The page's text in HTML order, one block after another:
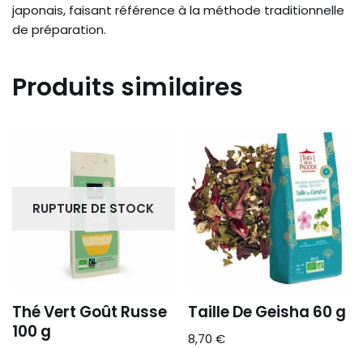
japonais, faisant référence à la méthode traditionnelle
de préparation.
Produits similaires
RUPTURE DE STOCK
Thé Vert Goût Russe
100 g
Taille De Geisha 60 g
8,70€